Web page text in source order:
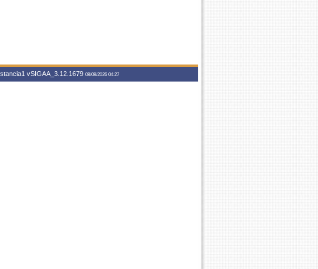
vSIGAA_3.12.1679 08/08/2026 04:27